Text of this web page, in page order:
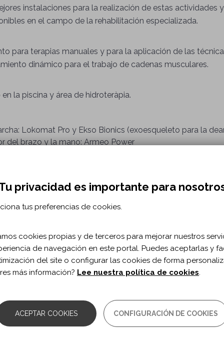
instalaciones para la realización de estas actividades
en el campo de la rehabilitación especializada.
para terapias manuales y para la aplicación de las
dinámico para el trabajo de cadenas musculares.
la piscina y área de hidroteràpia.
Lokomat Pro y Ekso Bionics (exoesqueleto para la
del brazo y la mano: Armeo Power
con sistemas de estimulación multisensorial
personalizado de entrenamiento y mejora de la
cabo por profesionales expertos. A partir de esta
necesidades y expectativas de cada usuario en particular.
Terapia Ocupacional, Neuropsicología y/o
expertos, de 50 minutos de duración (antes o
privacidad es importante para
tus preferencias de cookies.
cookies propias y de terceros para mejorar nuestros
de navegación en este portal. Puedes aceptarlas y
del site o configurar las cookies de forma
más información? Lee nuestra política de cookies.
ACEPTAR COOKIES CONFIGURACIÓN DE COOKIES